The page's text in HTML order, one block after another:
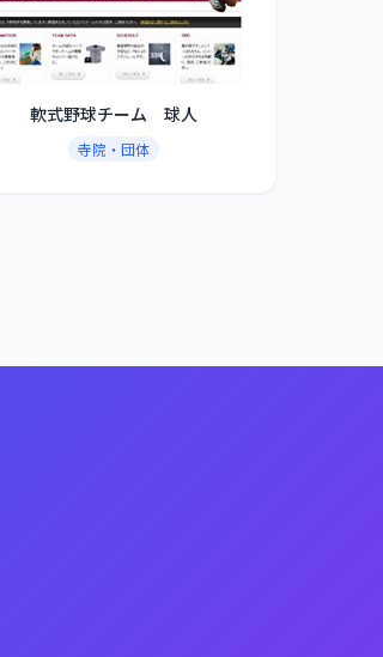
軟式野球チーム 球人
寺院・団体